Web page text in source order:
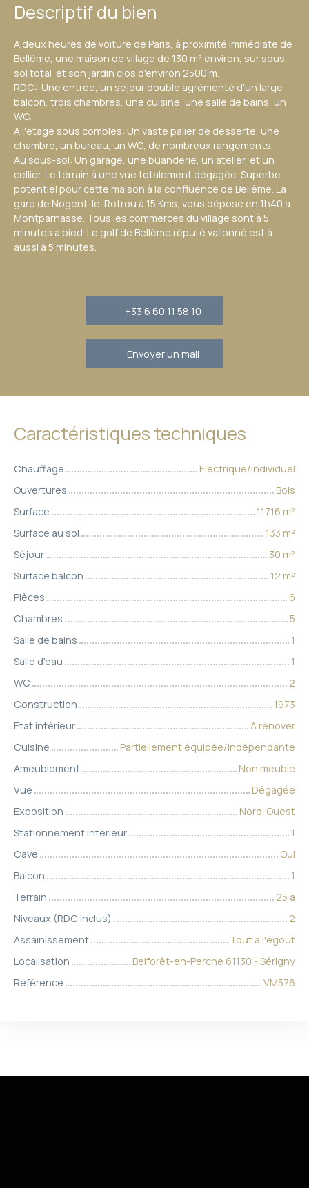
Descriptif du bien
A deux heures de voiture de Paris, à proximité immédiate de
Bellême, une maison de village de 130 m² environ, sur sous-
sol total et son jardin clos d'environ 2500 m.
RDC: Une entrée, un séjour double agrémenté d'un large
balcon, trois chambres, une cuisine, une salle de bains, un
WC.
A l'étage sous combles: Un vaste palier de desserte, une
chambre, un bureau, un WC, de nombreux rangements.
Au sous-sol: Un garage, une buanderie, un atelier, et un
cellier. Le terrain à une vue totalement dégagée. Superbe
potentiel pour cette maison à la confluence de Bellême. La
gare de Nogent-le-Rotrou à 15 Kms, vous dépose en 1h40 a
Montparnasse. Tous les commerces du village sont à 5
minutes à pied. Le golf de Bellême réputé vallonné est à
aussi à 5 minutes.
+33 6 60 11 58 10
Envoyer un mail
Caractéristiques techniques
Chauffage
Electrique/Individuel
Ouvertures
Bois
Surface
117.16 m²
Surface au sol
133 m²
Séjour
30 m²
Surface balcon
12 m²
Pièces
6
Chambres
5
Salle de bains
1
Salle d'eau
1
WC
2
Construction
1973
État intérieur
A rénover
Cuisine
Partiellement équipée/Indépendante
Ameublement
Non meublé
Vue
Dégagée
Exposition
Nord-Ouest
Stationnement intérieur
1
Cave
Oui
Balcon
1
Terrain
25 a
Niveaux (RDC inclus)
2
Assainissement
Tout à l'égout
Localisation
Belforêt-en-Perche 61130 - Sérigny
Référence
VM576